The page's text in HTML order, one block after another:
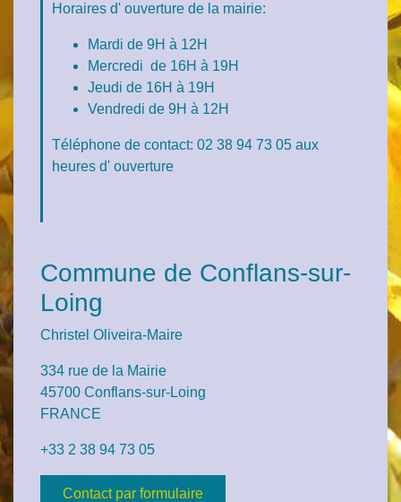
Horaires d' ouverture de la mairie:
Mardi de 9H à 12H
Mercredi de 16H à 19H
Jeudi de 16H à 19H
Vendredi de 9H à 12H
Téléphone de contact: 02 38 94 73 05 aux
heures d' ouverture
Commune de Conflans-sur-
Loing
Christel Oliveira-Maire
334 rue de la Mairie
45700 Conflans-sur-Loing
FRANCE
+33 2 38 94 73 05
Contact par formulaire